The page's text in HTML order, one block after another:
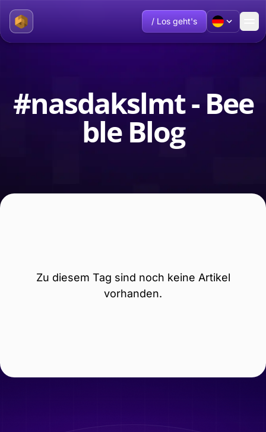
/ Los geht's
#nasdakslmt - Bee
ble Blog
Zu diesem Tag sind noch keine Artikel
vorhanden.